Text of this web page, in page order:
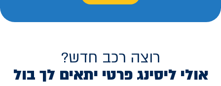
רוצה רכב חדש?
אולי ליסינג פרטי יתאים לך בול